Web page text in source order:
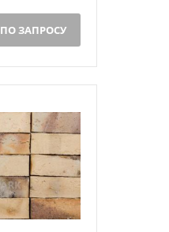
ПО ЗАПРОСУ